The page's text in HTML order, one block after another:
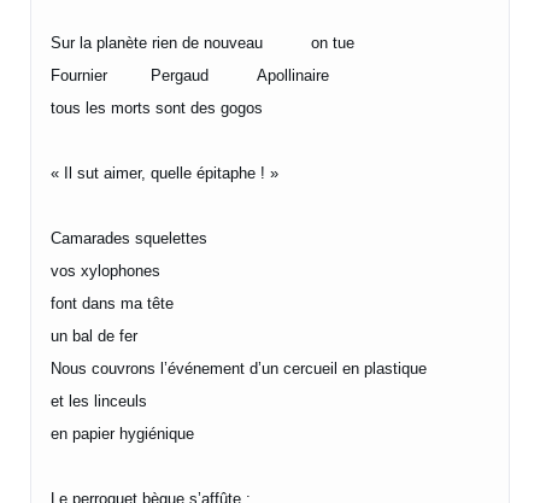
Sur la planète rien de nouveau on tue
Fournier Pergaud Apollinaire
tous les morts sont des gogos
« Il sut aimer, quelle épitaphe ! »
Camarades squelettes
vos xylophones
font dans ma tête
un bal de fer
Nous couvrons l’événement d’un cercueil en plastique
et les linceuls
en papier hygiénique
Le perroquet bègue s’affûte :